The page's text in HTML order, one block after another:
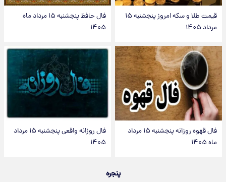
قیمت طلا و سکه امروز پنجشنبه ۱۵
مرداد ۱۴۰۵
فال حافظ پنجشنبه ۱۵ مرداد ماه
۱۴۰۵
فال قهوه روزانه پنجشنبه ۱۵ مرداد
ماه ۱۴۰۵
فال روزانه واقعی پنجشنبه ۱۵ مرداد
۱۴۰۵
پنجره